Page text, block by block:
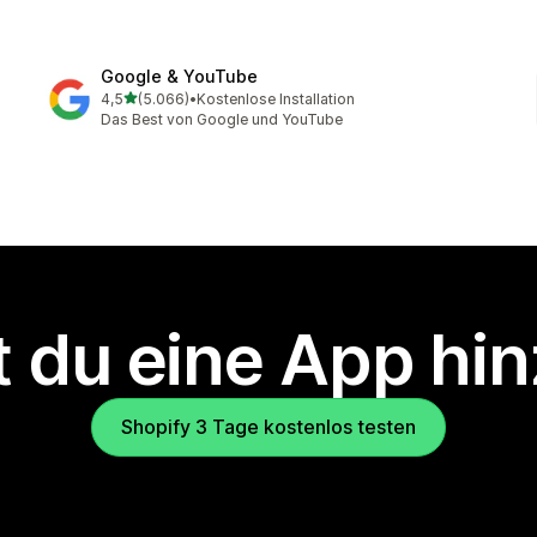
Google & YouTube
4,5von 5 Sternen
(5.066)
5066 Rezensionen insgesamt
•Kostenlose Installation
Das Best von Google und YouTube
du eine App
Shopify 3 Tage kostenlos testen